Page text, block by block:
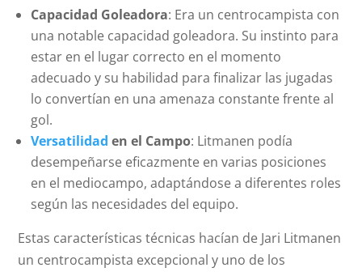
Capacidad Goleadora: Era un centrocampista con
una notable capacidad goleadora. Su instinto para
estar en el lugar correcto en el momento
adecuado y su habilidad para finalizar las jugadas
lo convertían en una amenaza constante frente al
gol.
Versatilidad en el Campo: Litmanen podía
desempeñarse eficazmente en varias posiciones
en el mediocampo, adaptándose a diferentes roles
según las necesidades del equipo.
Estas características técnicas hacían de Jari Litmanen
un centrocampista excepcional y uno de los